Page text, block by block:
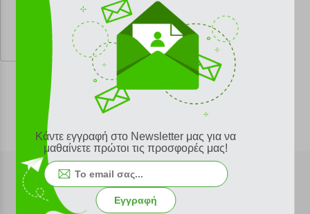
κωδ. 108165754
28.62 €
Ελάχιστη 30 ημερών 31.80 €
Προτεινόμενη λιανική 31.80 €
Κάντε εγγραφή στο Newsletter μας για να
μαθαίνετε πρώτοι τις προσφορές μας!
Εγγραφή